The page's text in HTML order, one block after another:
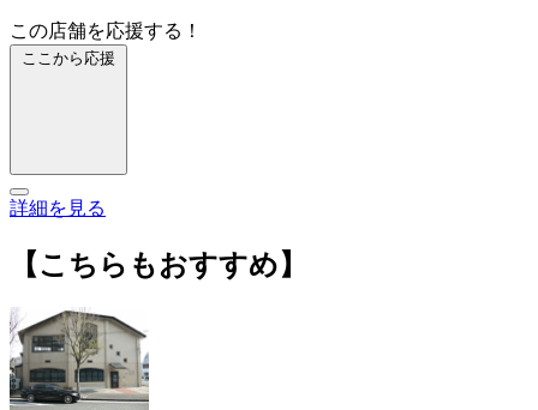
この店舗を応援する！
ここから応援
詳細を見る
【こちらもおすすめ】